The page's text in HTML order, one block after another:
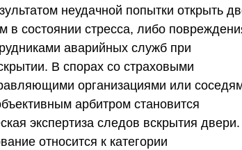
неудачной попытки открыть
в состоянии стресса, либо
аварийных служб при
В спорах со страховыми
организациями или
арбитром становится
экспертиза следов вскрытия двери.
относится к категории